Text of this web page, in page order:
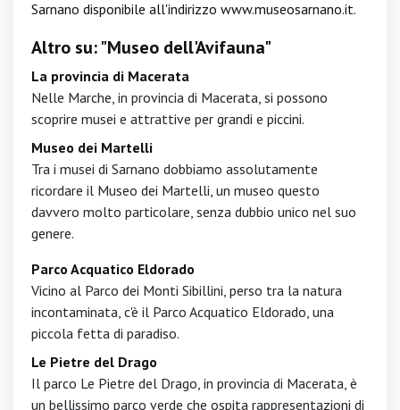
Sarnano disponibile all'indirizzo www.museosarnano.it.
Altro su: "Museo dell'Avifauna"
La provincia di Macerata
Nelle Marche, in provincia di Macerata, si possono
scoprire musei e attrattive per grandi e piccini.
Museo dei Martelli
Tra i musei di Sarnano dobbiamo assolutamente
ricordare il Museo dei Martelli, un museo questo
davvero molto particolare, senza dubbio unico nel suo
genere.
Parco Acquatico Eldorado
Vicino al Parco dei Monti Sibillini, perso tra la natura
incontaminata, c'è il Parco Acquatico Eldorado, una
piccola fetta di paradiso.
Le Pietre del Drago
Il parco Le Pietre del Drago, in provincia di Macerata, è
un bellissimo parco verde che ospita rappresentazioni di